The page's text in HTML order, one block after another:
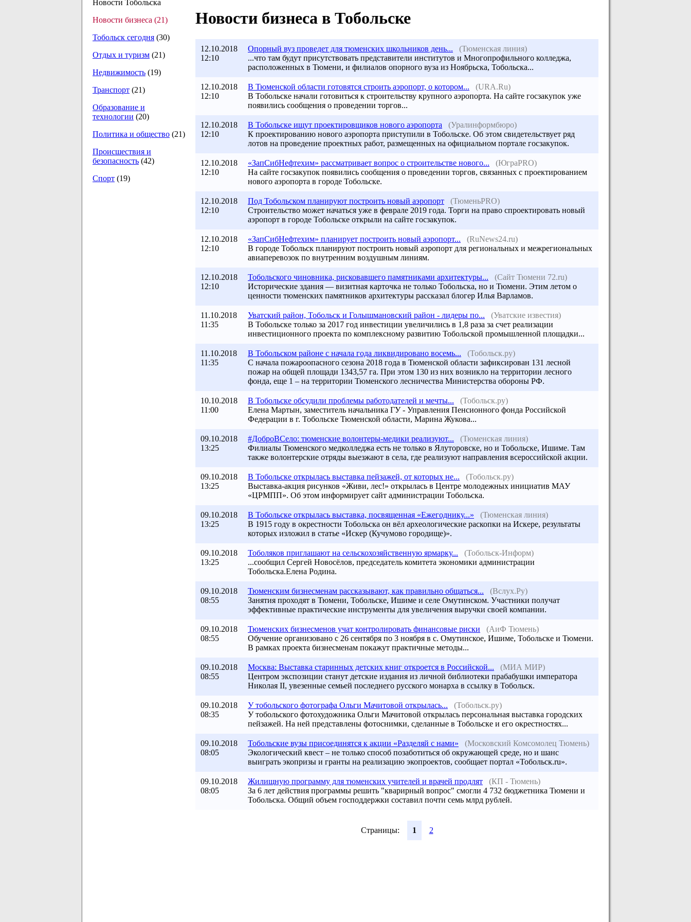
Новости Тобольска
Новости бизнеса (21)
Тобольск сегодня (30)
Отдых и туризм (21)
Недвижимость (19)
Транспорт (21)
Образование и
технологии (20)
Политика и общество (21)
Происшествия и
безопасность (42)
Спорт (19)
Новости бизнеса в Тобольске
12.10.2018
12:10
Опорный вуз проведет для тюменских школьников день...
(Тюменская линия)
...что там будут присутствовать представители институтов и Многопрофильного колледжа,
расположенных в Тюмени, и филиалов опорного вуза из Ноябрьска, Тобольска...
12.10.2018
12:10
В Тюменской области готовятся строить аэропорт, о котором...
(URA.Ru)
В Тобольске начали готовиться к строительству крупного аэропорта. На сайте госзакупок уже
появились сообщения о проведении торгов...
12.10.2018
12:10
В Тобольске ищут проектировщиков нового аэропорта
(Уралинформбюро)
К проектированию нового аэропорта приступили в Тобольске. Об этом свидетельствует ряд
лотов на проведение проектных работ, размещенных на официальном портале госзакупок.
12.10.2018
12:10
«ЗапСибНефтехим» рассматривает вопрос о строительстве нового...
(ЮграPRO)
На сайте госзакупок появились сообщения о проведении торгов, связанных с проектированием
нового аэропорта в городе Тобольске.
12.10.2018
12:10
Под Тобольском планируют построить новый аэропорт
(ТюменьPRO)
Строительство может начаться уже в феврале 2019 года. Торги на право спроектировать новый
аэропорт в городе Тобольске открыли на сайте госзакупок.
12.10.2018
12:10
«ЗапСибНефтехим» планирует построить новый аэропорт...
(RuNews24.ru)
В городе Тобольск планируют построить новый аэропорт для региональных и межрегиональных
авиаперевозок по внутренним воздушным линиям.
12.10.2018
12:10
Тобольского чиновника, рисковавшего памятниками архитектуры...
(Сайт Тюмени 72.ru)
Исторические здания — визитная карточка не только Тобольска, но и Тюмени. Этим летом о
ценности тюменских памятников архитектуры рассказал блогер Илья Варламов.
11.10.2018
11:35
Уватский район, Тобольск и Голышмановский район - лидеры по...
(Уватские известия)
В Тобольске только за 2017 год инвестиции увеличились в 1,8 раза за счет реализации
инвестиционного проекта по комплексному развитию Тобольской промышленной площадки...
11.10.2018
11:35
В Тобольском районе с начала года ликвидировано восемь...
(Тобольск.ру)
С начала пожароопасного сезона 2018 года в Тюменской области зафиксирован 131 лесной
пожар на общей площади 1343,57 га. При этом 130 из них возникло на территории лесного
фонда, еще 1 – на территории Тюменского лесничества Министерства обороны РФ.
10.10.2018
11:00
В Тобольске обсудили проблемы работодателей и мечты...
(Тобольск.ру)
Елена Мартын, заместитель начальника ГУ - Управления Пенсионного фонда Российской
Федерации в г. Тобольске Тюменской области, Марина Жукова...
09.10.2018
13:25
#ДоброВСело: тюменские волонтеры-медики реализуют...
(Тюменская линия)
Филиалы Тюменского медколледжа есть не только в Ялуторовске, но и Тобольске, Ишиме. Там
также волонтерские отряды выезжают в села, где реализуют направления всероссийской акции.
09.10.2018
13:25
В Тобольске открылась выставка пейзажей, от которых не...
(Тобольск.ру)
Выставка-акция рисунков «Живи, лес!» открылась в Центре молодежных инициатив МАУ
«ЦРМПП». Об этом информирует сайт администрации Тобольска.
09.10.2018
13:25
В Тобольске открылась выставка, посвященная «Ежегоднику...»
(Тюменская линия)
В 1915 году в окрестности Тобольска он вёл археологические раскопки на Искере, результаты
которых изложил в статье «Искер (Кучумово городище)».
09.10.2018
13:25
Тоболяков приглашают на сельскохозяйственную ярмарку...
(Тобольск-Информ)
...сообщил Сергей Новосёлов, председатель комитета экономики администрации
Тобольска.Елена Родина.
09.10.2018
08:55
Тюменским бизнесменам рассказывают, как правильно общаться...
(Вслух.Ру)
Занятия проходят в Тюмени, Тобольске, Ишиме и селе Омутинском. Участники получат
эффективные практические инструменты для увеличения выручки своей компании.
09.10.2018
08:55
Тюменских бизнесменов учат контролировать финансовые риски
(АиФ Тюмень)
Обучение организовано с 26 сентября по 3 ноября в с. Омутинское, Ишиме, Тобольске и Тюмени.
В рамках проекта бизнесменам покажут практичные методы...
09.10.2018
08:55
Москва: Выставка старинных детских книг откроется в Российской...
(МИА МИР)
Центром экспозиции станут детские издания из личной библиотеки прабабушки императора
Николая II, увезенные семьей последнего русского монарха в ссылку в Тобольск.
09.10.2018
08:35
У тобольского фотографа Ольги Мачитовой открылась...
(Тобольск.ру)
У тобольского фотохудожника Ольги Мачитовой открылась персональная выставка городских
пейзажей. На ней представлены фотоснимки, сделанные в Тобольске и его окрестностях...
09.10.2018
08:05
Тобольские вузы присоединятся к акции «Разделяй с нами»
(Московский Комсомолец Тюмень)
Экологический квест – не только способ позаботиться об окружающей среде, но и шанс
выиграть экопризы и гранты на реализацию экопроектов, сообщает портал «Тобольск.ru».
09.10.2018
08:05
Жилищную программу для тюменских учителей и врачей продлят
(КП - Тюмень)
За 6 лет действия программы решить "кварирный вопрос" смогли 4 732 бюджетника Тюмени и
Тобольска. Общий объем господдержки составил почти семь млрд рублей.
Страницы: 1 2